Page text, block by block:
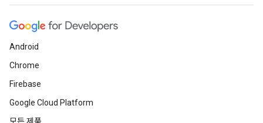
Android
Chrome
Firebase
Google Cloud Platform